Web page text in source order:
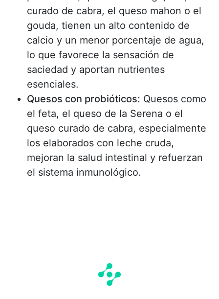
curado de cabra, el queso mahon o el
gouda, tienen un alto contenido de
calcio y un menor porcentaje de agua,
lo que favorece la sensación de
saciedad y aportan nutrientes
esenciales.
Quesos con probióticos: Quesos como
el feta, el queso de la Serena o el
queso curado de cabra, especialmente
los elaborados con leche cruda,
mejoran la salud intestinal y refuerzan
el sistema inmunológico.